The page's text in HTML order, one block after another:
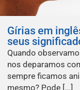
Gírias em
seus
Quando
nos deparamos
sempre ficamos
mesmo? Pode [...]